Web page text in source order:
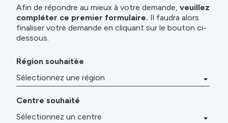
Afin de répondre au mieux à votre demande, veuillez
compléter ce premier formulaire. Il faudra alors
finaliser votre demande en cliquant sur le bouton ci-
dessous.
Région souhaitée
Centre souhaité